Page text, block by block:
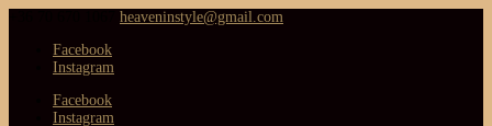
heaveninstyle@gmail.com
Facebook
Instagram
Facebook
Instagram